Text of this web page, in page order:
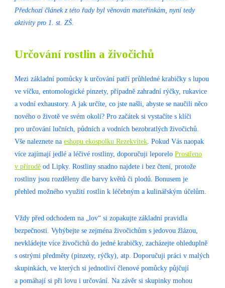
Předchozí článek z této řady byl věnován mateřinkám, nyní tedy
aktivity pro 1. st. ZŠ.
Určování rostlin a živočichů
Mezi základní pomůcky k určování patří průhledné krabičky s lupou
ve víčku, entomologické pinzety, případně zahradní rýčky, rukavice
a vodní exhaustory. A jak určíte, co jste našli, abyste se naučili něco
nového o životě ve svém okolí? Pro začátek si vystačíte s klíči
pro určování lučních, půdních a vodních bezobratlých živočichů.
Vše naleznete naeshopu ekospolku Rezekvítek . Pokud Vás naopak
více zajímají jedlé a léčivé rostliny, doporučuji leporeloProstřeno
v přírodě od Lipky. Rostliny snadno najdete i bez čtení, protože
rostliny jsou rozděleny dle barvy květů či plodů. Bonusem je
přehled možného využití rostlin k léčebným a kulinářským účelům.
Vždy před odchodem na „lov“ si zopakujte základní pravidla
bezpečnosti. Vyhýbejte se zejména živočichům s jedovou žlázou,
nevkládejte více živočichů do jedné krabičky, zacházejte ohleduplně
s ostrými předměty (pinzety, rýčky), atp. Doporučuji práci v malých
skupinkách, ve kterých si jednotliví členové pomůcky půjčují
a pomáhají si při lovu i určování. Na závěr si skupinky mohou